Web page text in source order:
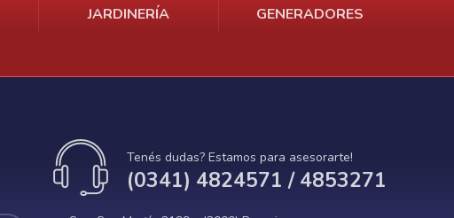
JARDINERÍA GENERADORES
Tenés dudas? Estamos para asesorarte!
(0341) 4824571 / 4853271